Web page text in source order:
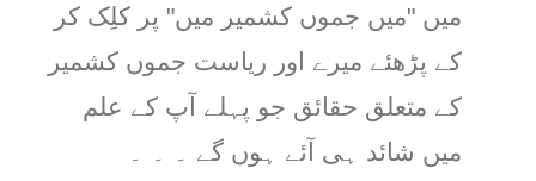
میں "میں جموں کشمیر میں" پر کلِک کر
کے پڑھئے میرے اور ریاست جموں کشمیر
کے متعلق حقائق جو پہلے آپ کے علم
میں شائد ہی آئے ہوں گے ۔ ۔ ۔